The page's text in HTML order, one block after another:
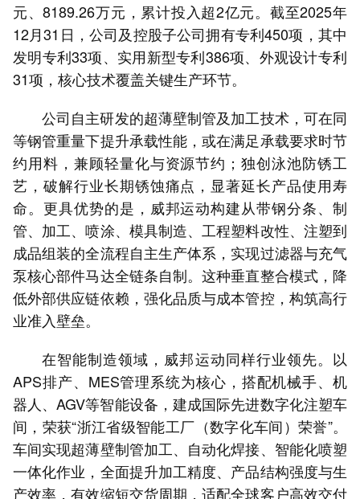
元、8189.26万元，累计投入超2亿元。截至2025年
12月31日，公司及控股子公司拥有专利450项，其中
发明专利33项、实用新型专利386项、外观设计专利
31项，核心技术覆盖关键生产环节。
公司自主研发的超薄壁制管及加工技术，可在同
等钢管重量下提升承载性能，或在满足承载要求时节
约用料，兼顾轻量化与资源节约；独创泳池防锈工
艺，破解行业长期锈蚀痛点，显著延长产品使用寿
命。更具优势的是，威邦运动构建从带钢分条、制
管、加工、喷涂、模具制造、工程塑料改性、注塑到
成品组装的全流程自主生产体系，实现过滤器与充气
泵核心部件马达全链条自制。这种垂直整合模式，降
低外部供应链依赖，强化品质与成本管控，构筑高行
业准入壁垒。
在智能制造领域，威邦运动同样行业领先。以
APS排产、MES管理系统为核心，搭配机械手、机
器人、AGV等智能设备，建成国际先进数字化注塑车
间，荣获“浙江省级智能工厂（数字化车间）荣誉”。
车间实现超薄壁制管加工、自动化焊接、智能化喷塑
一体化作业，全面提升加工精度、产品结构强度与生
产效率，有效缩短交货周期，适配全球客户高效交付